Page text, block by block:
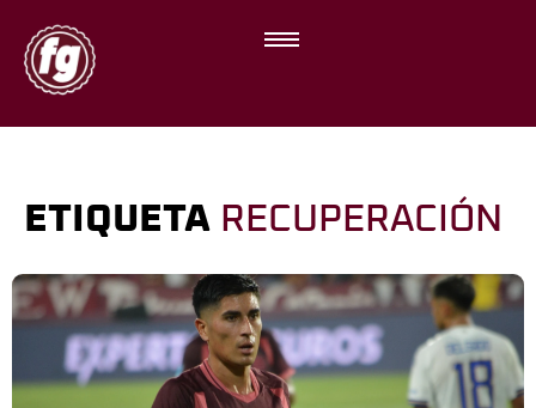
ETIQUETA RECUPERACIÓN